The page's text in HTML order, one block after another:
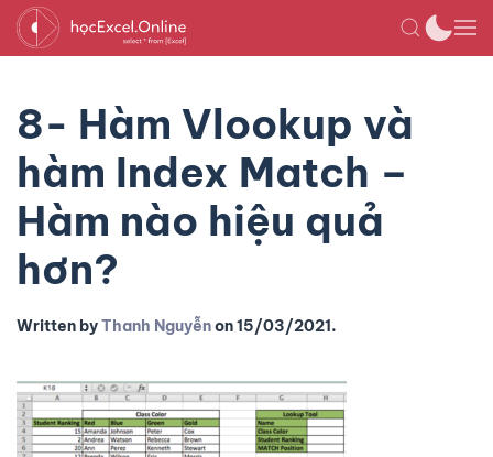
8- Hàm Vlookup và
hàm Index Match –
Hàm nào hiệu quả
hơn?
Written byThanh Nguyễnon15/03/2021.